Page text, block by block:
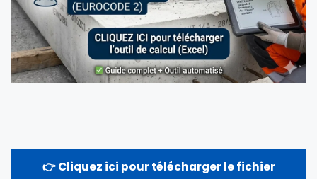
👉 Cliquez ici pour télécharger le fichier